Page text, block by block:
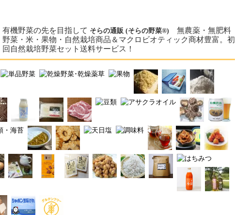
有機野菜の先を目指して そらの通販 (そらの野菜®)
無農薬・無肥料
野菜・米・果物・自然栽培商品＆マクロビオティック商材豊富。初
回自然栽培野菜セット送料サービス！